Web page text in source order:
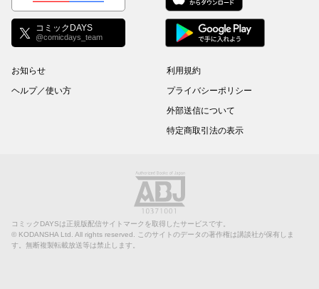
コミックDAYS
@comicdays_team
お知らせ
ヘルプ／使い方
利用規約
プライバシーポリシー
外部送信について
特定商取引法の表示
コミックDAYSは正規版配信サイトマークを取得したサービスです。
© KODANSHA Ltd. All rights reserved. このサイトのデータの著作権は講談社が保有しま
す。無断複製転載放送等は禁止します。